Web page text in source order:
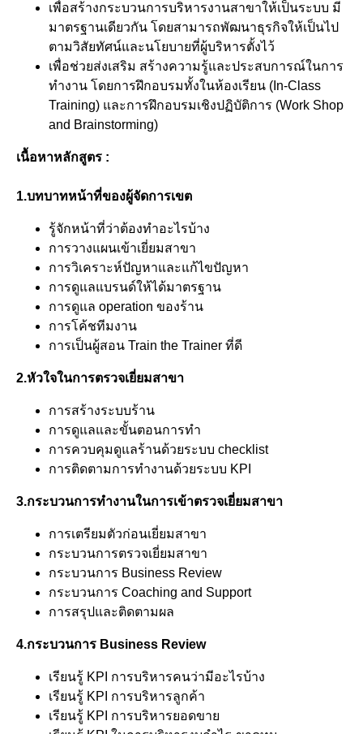
เพื่อสร้างกระบวนการบริหารงานสาขาให้เป็นระบบ มี
มาตรฐานเดียวกัน โดยสามารถพัฒนาธุรกิจให้เป็นไป
ตามวิสัยทัศน์และนโยบายที่ผู้บริหารตั้งไว้
เพื่อช่วยส่งเสริม สร้างความรู้และประสบการณ์ในการ
ทำงาน โดยการฝึกอบรมทั้งในห้องเรียน (In-Class
Training) และการฝึกอบรมเชิงปฏิบัติการ (Work Shop
and Brainstorming)
เนื้อหาหลักสูตร :
1.บทบาทหน้าที่ของผู้จัดการเขต
รู้จักหน้าที่ว่าต้องทำอะไรบ้าง
การวางแผนเข้าเยี่ยมสาขา
การวิเคราะห์ปัญหาและแก้ไขปัญหา
การดูแลแบรนด์ให้ได้มาตรฐาน
การดูแล operation ของร้าน
การโค้ชทีมงาน
การเป็นผู้สอน Train the Trainer ที่ดี
2.หัวใจในการตรวจเยี่ยมสาขา
การสร้างระบบร้าน
การดูแลและขั้นตอนการทำ
การควบคุมดูแลร้านด้วยระบบ checklist
การติดตามการทำงานด้วยระบบ KPI
3.กระบวนการทำงานในการเข้าตรวจเยี่ยมสาขา
การเตรียมตัวก่อนเยี่ยมสาขา
กระบวนการตรวจเยี่ยมสาขา
กระบวนการ Business Review
กระบวนการ Coaching and Support
การสรุปและติดตามผล
4.กระบวนการ Business Review
เรียนรู้ KPI การบริหารคนว่ามีอะไรบ้าง
เรียนรู้ KPI การบริหารลูกค้า
เรียนรู้ KPI การบริหารยอดขาย